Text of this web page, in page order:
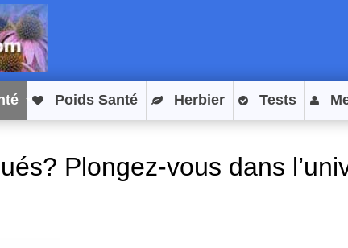
Poids Santé Herbier Tests
Plongez-vous dans